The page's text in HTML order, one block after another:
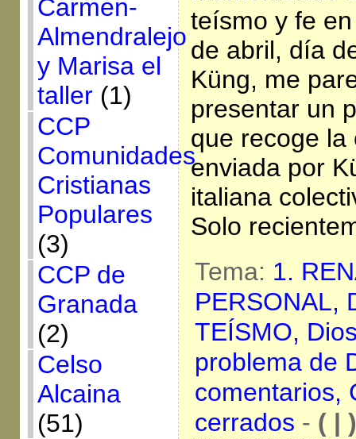
Carmen-
Almendralejo
y Marisa el
taller(1)
CCP
Comunidades
Cristianas
Populares
(3)
CCP de
Granada
(2)
Celso
Alcaina
(51)
teísmo y fe
de abril, día
Küng, me
presentar un
que recoge la
enviada por
italiana
Solo
Tema: 1.
PERSONAL,
TEÍSMO,
problema de
comentarios,
cerrados - ( | )